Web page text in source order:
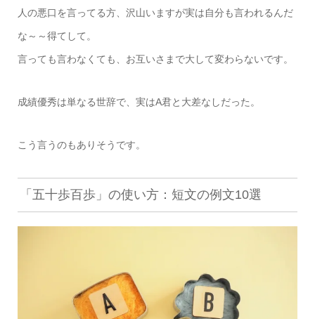
人の悪口を言ってる方、沢山いますが実は自分も言われるんだ
な～～得てして。
言っても言わなくても、お互いさまで大して変わらないです。
成績優秀は単なる世辞で、実はA君と大差なしだった。
こう言うのもありそうです。
「五十歩百歩」の使い方：短文の例文10選